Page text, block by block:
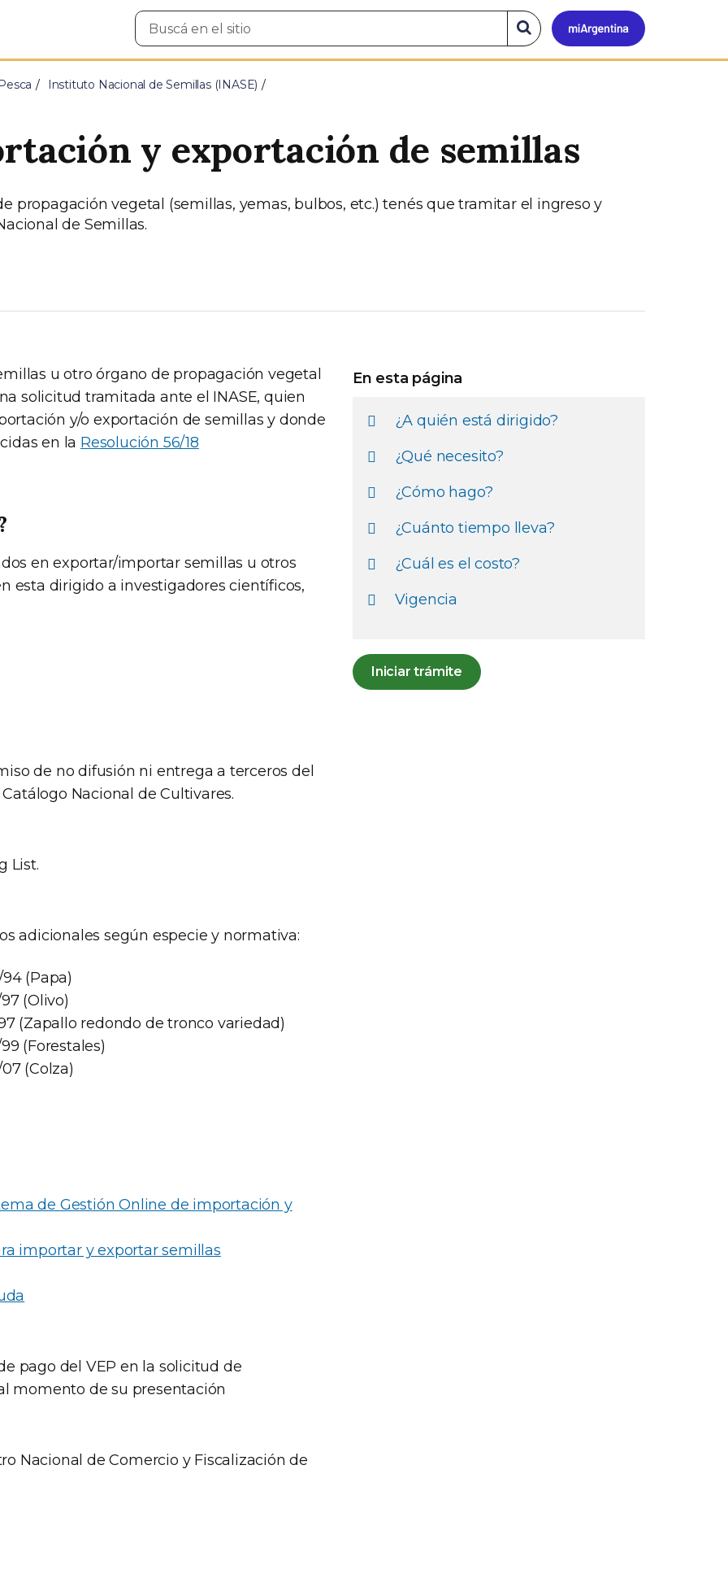
Mi
Buscar
en
Buscar
en
el
Instituto Nacional de Semillas (INASE)
y exportación de semillas
propagación vegetal (semillas, yemas, bulbos, etc.) tenés que tramitar el ingreso y
de Semillas.
u otro órgano de propagación vegetal
solicitud tramitada ante el INASE, quien
y/o exportación de semillas y donde
en la Resolución 56/18
en exportar/importar semillas u otros
esta dirigido a investigadores científicos,
de no difusión ni entrega a terceros del
Nacional de Cultivares.
List.
adicionales según especie y normativa:
94 (Papa)
(Olivo)
97 (Zapallo redondo de tronco variedad)
(Forestales)
(Colza)
de Gestión Online de importación y
importar y exportar semillas
pago del VEP en la solicitud de
momento de su presentación
Nacional de Comercio y Fiscalización de
En esta página
¿A quién está dirigido?
¿Qué necesito?
¿Cómo hago?
¿Cuánto tiempo lleva?
¿Cuál es el costo?
Vigencia
Iniciar trámite